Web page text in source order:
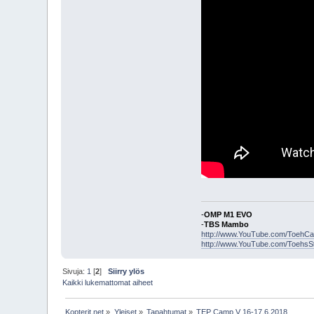
-OMP M1 EVO
-TBS Mambo
http://www.YouTube.com/
http://www.YouTube.com/
Sivuja: 1 [2]Siirry ylös
Kaikki lukemattomat aiheet
Kopterit.net » Yleiset» Tapahtumat » TEP Camp V 16-17.6.2018